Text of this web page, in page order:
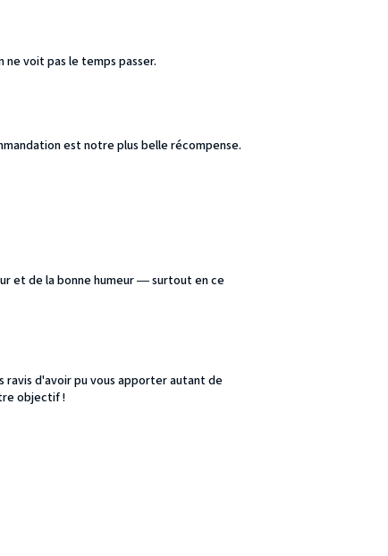
ne voit pas le temps passer.
est notre plus belle récompense.
et de la bonne humeur — surtout en ce
ravis d'avoir pu vous apporter autant de
objectif !